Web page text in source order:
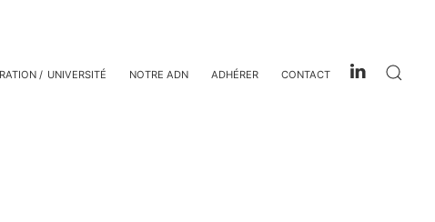
UNIVERSITÉ NOTRE ADN ADHÉRER CONTACT